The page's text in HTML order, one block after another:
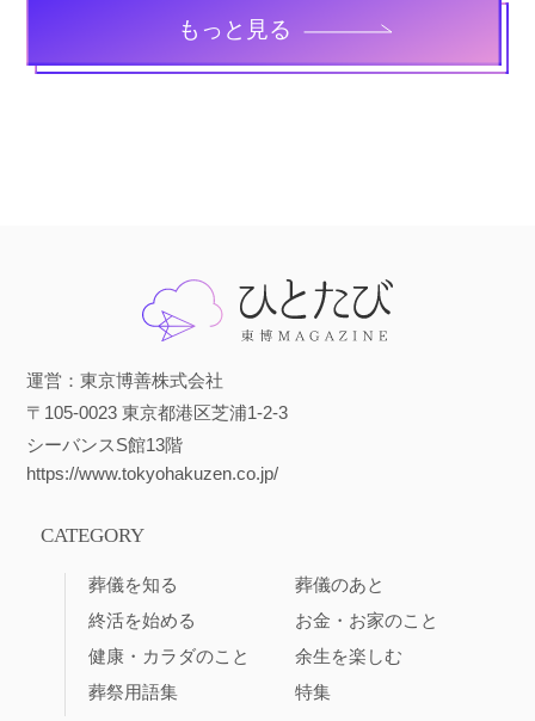
もっと見る
運営：東京博善株式会社
〒105-0023 東京都港区芝浦1-2-3
シーバンスS館13階
https://www.tokyohakuzen.co.jp/
CATEGORY
葬儀を知る
葬儀のあと
終活を始める
お金・お家のこと
健康・カラダのこと
余生を楽しむ
葬祭用語集
特集